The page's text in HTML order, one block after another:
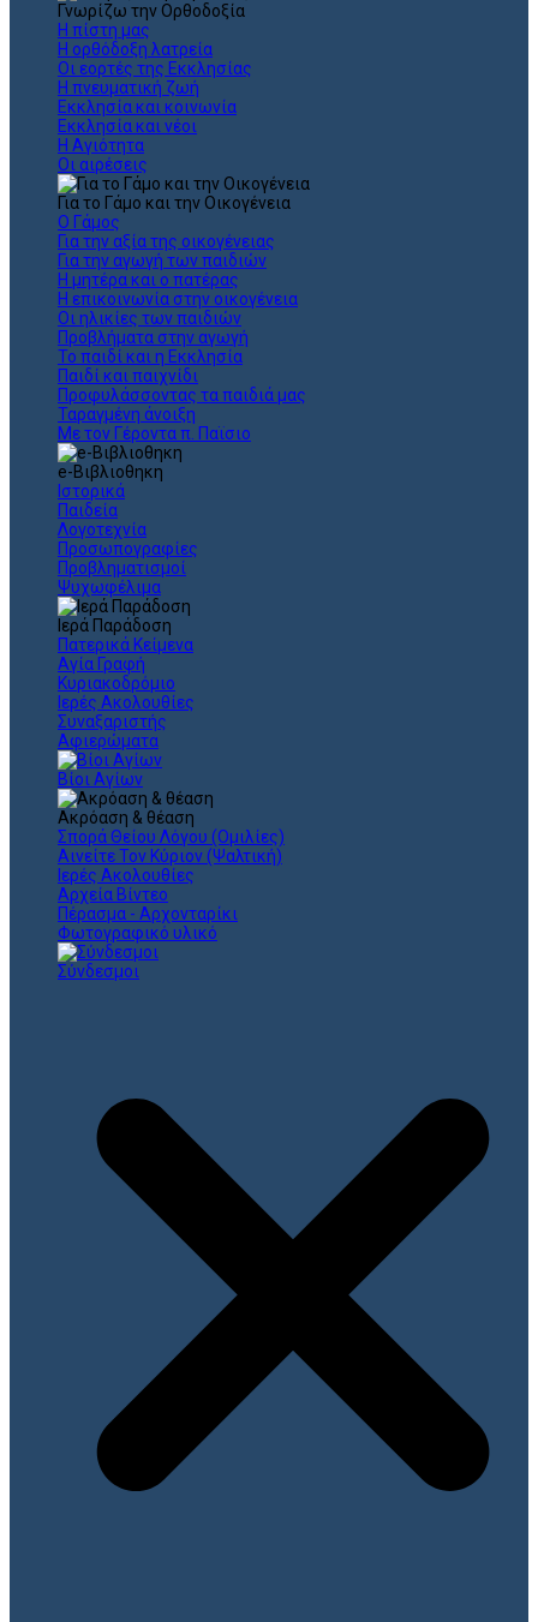
Γνωρίζω την Ορθοδοξία
Η πίστη μας
Η ορθόδοξη λατρεία
Οι εορτές της Εκκλησίας
Η πνευματική ζωή
Εκκλησία και κοινωνία
Εκκλησία και νέοι
Η Αγιότητα
Οι αιρέσεις
Για το Γάμο και την Οικογένεια
Ο Γάμος
Για την αξία της οικογένειας
Για την αγωγή των παιδιών
Η μητέρα και ο πατέρας
Η επικοινωνία στην οικογένεια
Οι ηλικίες των παιδιών
Προβλήματα στην αγωγή
Το παιδί και η Εκκλησία
Παιδί και παιχνίδι
Προφυλάσσοντας τα παιδιά μας
Ταραγμένη άνοιξη
Με τον Γέροντα π. Παϊσιο
e-Βιβλιοθηκη
Ιστορικά
Παιδεία
Λογοτεχνία
Προσωπογραφίες
Προβληματισμοί
Ψυχωφέλιμα
Ιερά Παράδοση
Πατερικά Κείμενα
Αγία Γραφή
Κυριακοδρόμιο
Ιερές Ακολουθίες
Συναξαριστής
Αφιερώματα
Βίοι Αγίων
Ακρόαση & θέαση
Σπορά Θείου Λόγου (Ομιλίες)
Αινείτε Τον Κύριον (Ψαλτική)
Ιερές Ακολουθίες
Αρχεία Βίντεο
Πέρασμα - Αρχονταρίκι
Φωτογραφικό υλικό
Σύνδεσμοι